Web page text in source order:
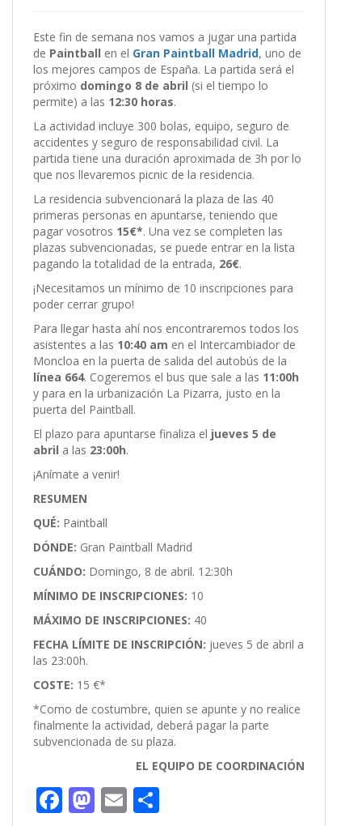
Este fin de semana nos vamos a jugar una partida
de Paintball en el Gran Paintball Madrid, uno de
los mejores campos de España. La partida será el
próximo domingo 8 de abril (si el tiempo lo
permite) a las 12:30 horas.
La actividad incluye 300 bolas, equipo, seguro de
accidentes y seguro de responsabilidad civil. La
partida tiene una duración aproximada de 3h por lo
que nos llevaremos picnic de la residencia.
La residencia subvencionará la plaza de las 40
primeras personas en apuntarse, teniendo que
pagar vosotros 15€*. Una vez se completen las
plazas subvencionadas, se puede entrar en la lista
pagando la totalidad de la entrada, 26€.
¡Necesitamos un mínimo de 10 inscripciones para
poder cerrar grupo!
Para llegar hasta ahí nos encontraremos todos los
asistentes a las 10:40 am en el Intercambiador de
Moncloa en la puerta de salida del autobús de la
línea 664. Cogeremos el bus que sale a las 11:00h
y para en la urbanización La Pizarra, justo en la
puerta del Paintball.
El plazo para apuntarse finaliza el jueves 5 de
abril a las 23:00h.
¡Anímate a venir!
RESUMEN
QUÉ: Paintball
DÓNDE: Gran Paintball Madrid
CUÁNDO: Domingo, 8 de abril. 12:30h
MÍNIMO DE INSCRIPCIONES: 10
MÁXIMO DE INSCRIPCIONES: 40
FECHA LÍMITE DE INSCRIPCIÓN: jueves 5 de abril a
las 23:00h.
COSTE: 15 €*
*Como de costumbre, quien se apunte y no realice
finalmente la actividad, deberá pagar la parte
subvencionada de su plaza.
EL EQUIPO DE COORDINACIÓN
F M E